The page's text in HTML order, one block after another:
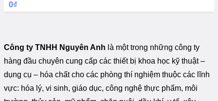
0₫
Công ty TNHH Nguyên Anh là một trong những công ty
hàng đầu chuyên cung cấp các thiết bị khoa học kỹ thuật –
dụng cụ – hóa chất cho các phòng thí nghiệm thuộc các lĩnh
vực: hóa lý, vi sinh, giáo dục, công nghệ thực phẩm, môi